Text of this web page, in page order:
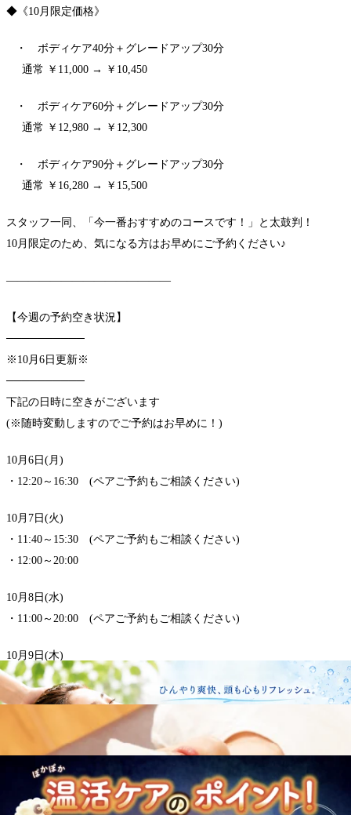
◆《10月限定価格》
・ ボディケア40分＋グレードアップ30分
通常 ￥11,000 → ￥10,450
・ ボディケア60分＋グレードアップ30分
通常 ￥12,980 → ￥12,300
・ ボディケア90分＋グレードアップ30分
通常 ￥16,280 → ￥15,500
スタッフ一同、「今一番おすすめのコースです！」と太鼓判！
10月限定のため、気になる方はお早めにご予約ください♪
―――――――――――――――
【今週の予約空き状況】
──────────
※10月6日更新※
──────────
下記の日時に空きがございます
(※随時変動しますのでご予約はお早めに！)
10月6日(月)
・12:20～16:30 (ペアご予約もご相談ください)
10月7日(火)
・11:40～15:30 (ペアご予約もご相談ください)
・12:00～20:00
10月8日(水)
・11:00～20:00 (ペアご予約もご相談ください)
10月9日(木)
・10:30～15:50 (ペアご予約もご相談ください)
・12:00～15:00
・19:40～21:00
10月10日(金)
・10:10～12:30 (ペアご予約もご相談ください)